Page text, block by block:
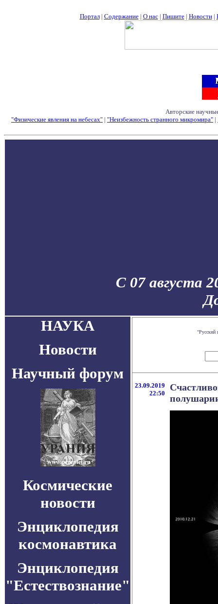
Портал| Содержание| О нас| Пишите| Новости|
Авторские
"Физические явления на небесах" | "Неизбежность странного микромира" |
С 07 августа
НАУКА
Новости
Научный форум
Космические
новости
Энциклопедия
космонавтика
Энциклопедия
"Естествознание"
"Русский
23.09.2019
22:50